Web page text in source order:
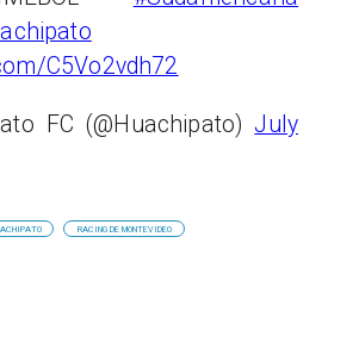
C5Vo2vdh72
FC (@Huachipato) July
RACING DE MONTEVIDEO